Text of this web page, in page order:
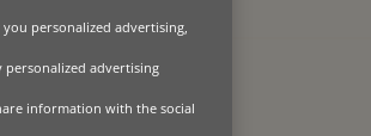
personalized advertising,
personalized advertising
information with the social